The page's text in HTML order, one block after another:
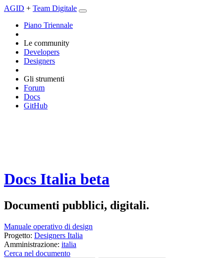
AGID + Team Digitale
Piano Triennale
Le community
Developers
Designers
Gli strumenti
Forum
Docs
GitHub
Docs Italia beta
Documenti pubblici, digitali.
Manuale operativo di design
Progetto: Designers Italia
Amministrazione: italia
Cerca nel documento